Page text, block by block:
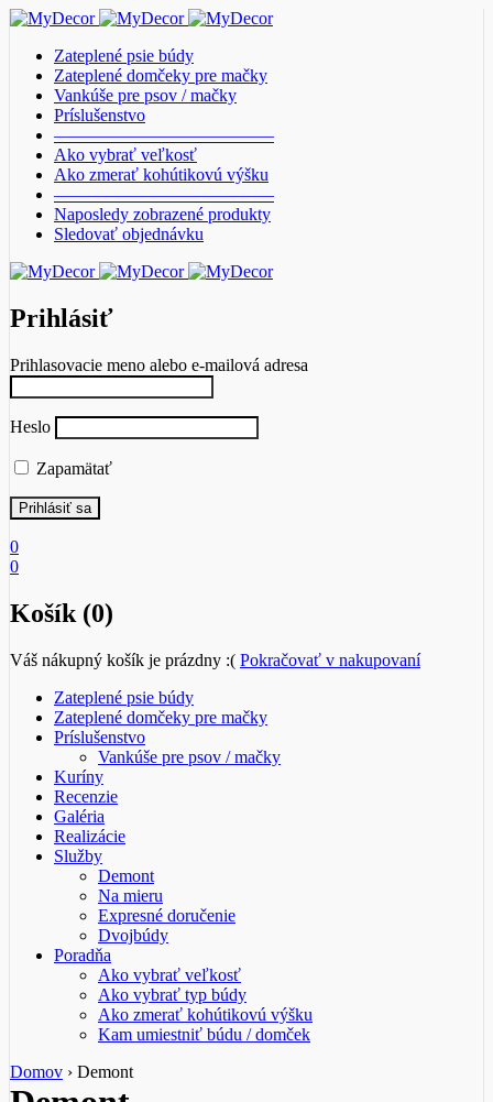
Zateplené psie búdy
Zateplené domčeky pre mačky
Vankúše pre psov / mačky
Príslušenstvo
————————————–
Ako vybrať veľkosť
Ako zmerať kohútikovú výšku
————————————–
Naposledy zobrazené produkty
Sledovať objednávku
Prihlásiť
Prihlasovacie meno alebo e-mailová adresa
Heslo
Zapamätať
0
0
Košík (0)
Váš nákupný košík je prázdny :( Pokračovať v nakupovaní
Zateplené psie búdy
Zateplené domčeky pre mačky
Príslušenstvo
Vankúše pre psov / mačky
Kuríny
Recenzie
Galéria
Realizácie
Služby
Demont
Na mieru
Expresné doručenie
Dvojbúdy
Poradňa
Ako vybrať veľkosť
Ako vybrať typ búdy
Ako zmerať kohútikovú výšku
Kam umiestniť búdu / domček
Domov › Demont